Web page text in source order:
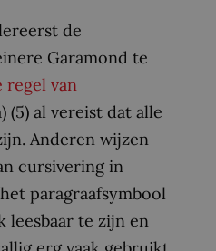
de
Garamond te
regel van
(5) al vereist dat alle
Anderen wijzen
cursivering in
paragraafsymbool
leesbaar te zijn en